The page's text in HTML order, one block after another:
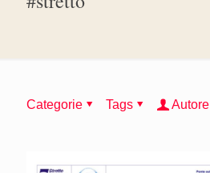
Categorie Tags Autore